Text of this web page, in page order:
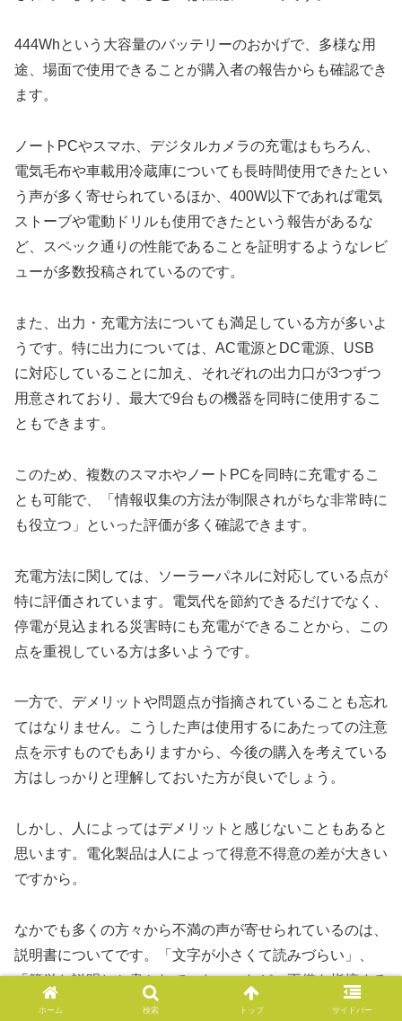
444Whという大容量のバッテリーのおかげで、多様な用
途、場面で使用できることが購入者の報告からも確認でき
ます。
ノートPCやスマホ、デジタルカメラの充電はもちろん、
電気毛布や車載用冷蔵庫についても長時間使用できたとい
う声が多く寄せられているほか、400W以下であれば電気
ストーブや電動ドリルも使用できたという報告があるな
ど、スペック通りの性能であることを証明するようなレビ
ューが多数投稿されているのです。
また、出力・充電方法についても満足している方が多いよ
うです。特に出力については、AC電源とDC電源、USB
に対応していることに加え、それぞれの出力口が3つずつ
用意されており、最大で9台もの機器を同時に使用するこ
ともできます。
このため、複数のスマホやノートPCを同時に充電するこ
とも可能で、「情報収集の方法が制限されがちな非常時に
も役立つ」といった評価が多く確認できます。
充電方法に関しては、ソーラーパネルに対応している点が
特に評価されています。電気代を節約できるだけでなく、
停電が見込まれる災害時にも充電ができることから、この
点を重視している方は多いようです。
一方で、デメリットや問題点が指摘されていることも忘れ
てはなりません。こうした声は使用するにあたっての注意
点を示すものでもありますから、今後の購入を考えている
方はしっかりと理解しておいた方が良いでしょう。
しかし、人によってはデメリットと感じないこともあると
思います。電化製品は人によって得意不得意の差が大きい
ですから。
なかでも多くの方々から不満の声が寄せられているのは、
説明書についてです。「文字が小さくて読みづらい」、
「簡単な説明しか書かれていない」など、不備を指摘する
評価が多く確認できます。製品を安全に使用するうえで重
ホーム 検索 トップ サイドバー